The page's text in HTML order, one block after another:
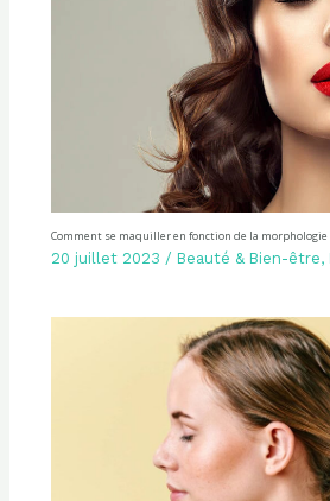
Comment se maquiller en fonction de la morphologie
20 juillet 2023 / Beauté & Bien-être,